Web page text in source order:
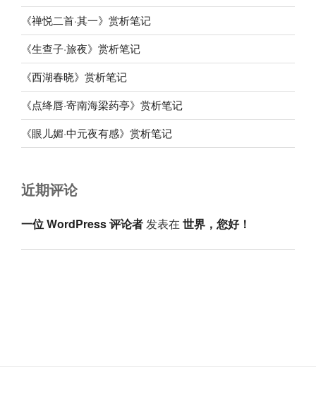
《禅悦二首·其一》赏析笔记
《生查子·旅夜》赏析笔记
《西湖春晓》赏析笔记
《点绛唇·寄南海梁药亭》赏析笔记
《眼儿媚·中元夜有感》赏析笔记
近期评论
一位 WordPress 评论者发表在 世界，您好！